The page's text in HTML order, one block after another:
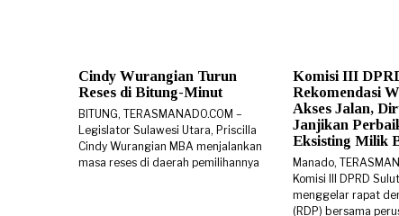
Cindy Wurangian Turun
Reses di Bitung-Minut
BITUNG, TERASMANADO.COM –
Legislator Sulawesi Utara, Priscilla
Cindy Wurangian MBA menjalankan
masa reses di daerah pemilihannya
Komisi III
Rekomendasi
Akses Jalan,
Janjikan
Eksisting Milik
Manado,
Komisi III DPRD
menggelar rapat
(RDP) bersama